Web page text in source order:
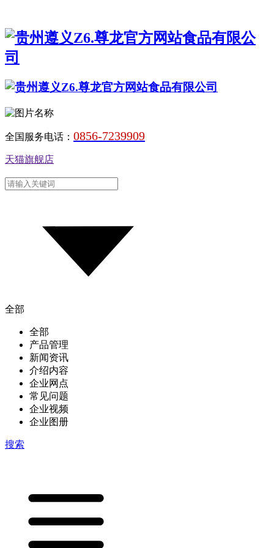
全国服务电话： 0856-7239909
天猫旗舰店
全部
全部
产品管理
新闻资讯
介绍内容
企业网点
常见问题
企业视频
企业图册
搜索